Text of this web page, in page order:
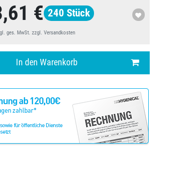
€ 240 Stück
ges. MwSt. zzgl. Versandkosten
In den Warenkorb